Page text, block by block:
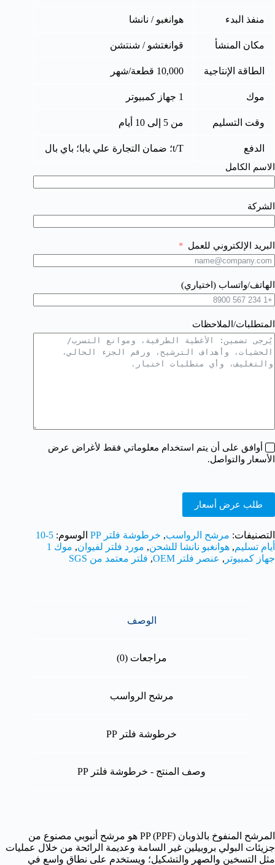
منفذ البدء هوانغبو / نانشا
مكان المنشأ قوانغتشو / شنتشن
الطاقة الإنتاجية 10,000 قطعة/شهر
موك 1 جهاز كمبيوتر
وقت التسليم من 5 إلى 10 أيام
الدفع t/T؛ ضمان التجارة علي بابا؛ باي بال
الاسم الكامل
الشركة
البريد الإلكتروني للعمل
الهاتف/واتساب (اختياري)
المتطلبات/الملاحظات
أوافق على أن يتم استخدام معلوماتي فقط لأغراض عرض
الأسعار والتواصل.
طلب عرض أسعار
التصنيفات: مرشح الرواسب, خرطوشة فلتر PP الوسوم:
5-10
أيام تسليم, هوانغبو نانشا للشحن, مورد فلتر لفيوان,
موك 1
جهاز كمبيوتر , عنصر فلتر OEM , فلتر معتمد من SGS
الوصف
مراجعات (0)
مرشح الرواسب
خرطوشة فلتر PP
وصف المنتج - خرطوشة فلتر PP
المرشح المنفوخ بالذوبان PP (PPF) هو مرشح أنبوبي مصنوع من
جزيئات البولي بروبيلين غير السامة وعديمة الرائحة من خلال عمليات
مثل التسخين والصهر والتشكيل؛ ويستخدم على نطاق واسع في